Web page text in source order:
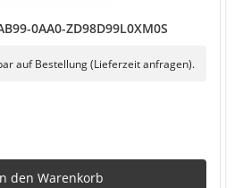
0AA0-ZD98D99L0XM0S
auf Bestellung (Lieferzeit anfragen).
den Warenkorb